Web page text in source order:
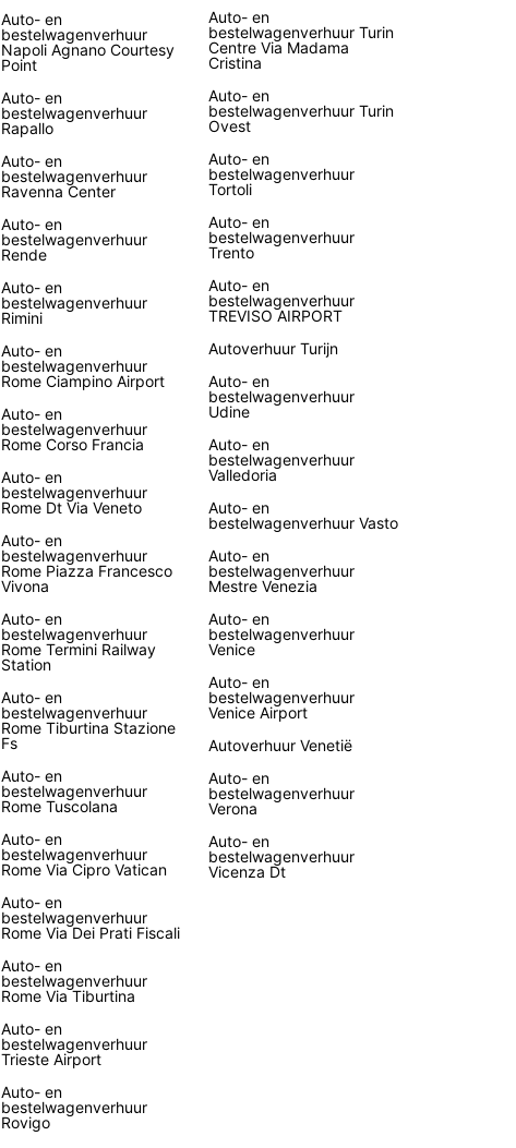
Auto- en
bestelwagenverhuur
Napoli Agnano Courtesy
Point
Auto- en
bestelwagenverhuur
Rapallo
Auto- en
bestelwagenverhuur
Ravenna Center
Auto- en
bestelwagenverhuur
Rende
Auto- en
bestelwagenverhuur
Rimini
Auto- en
bestelwagenverhuur
Rome Ciampino Airport
Auto- en
bestelwagenverhuur
Rome Corso Francia
Auto- en
bestelwagenverhuur
Rome Dt Via Veneto
Auto- en
bestelwagenverhuur
Rome Piazza Francesco
Vivona
Auto- en
bestelwagenverhuur
Rome Termini Railway
Station
Auto- en
bestelwagenverhuur
Rome Tiburtina Stazione
Fs
Auto- en
bestelwagenverhuur
Rome Tuscolana
Auto- en
bestelwagenverhuur
Rome Via Cipro Vatican
Auto- en
bestelwagenverhuur
Rome Via Dei Prati Fiscali
Auto- en
bestelwagenverhuur
Rome Via Tiburtina
Auto- en
bestelwagenverhuur
Trieste Airport
Auto- en
bestelwagenverhuur
Rovigo
Auto- en
bestelwagenverhuur Turin
Centre Via Madama
Cristina
Auto- en
bestelwagenverhuur Turin
Ovest
Auto- en
bestelwagenverhuur
Tortoli
Auto- en
bestelwagenverhuur
Trento
Auto- en
bestelwagenverhuur
TREVISO AIRPORT
Autoverhuur Turijn
Auto- en
bestelwagenverhuur
Udine
Auto- en
bestelwagenverhuur
Valledoria
Auto- en
bestelwagenverhuur Vasto
Auto- en
bestelwagenverhuur
Mestre Venezia
Auto- en
bestelwagenverhuur
Venice
Auto- en
bestelwagenverhuur
Venice Airport
Autoverhuur Venetië
Auto- en
bestelwagenverhuur
Verona
Auto- en
bestelwagenverhuur
Vicenza Dt